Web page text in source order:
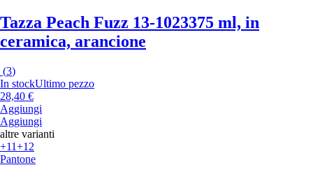
Tazza Peach Fuzz 13-1023375 ml, in
ceramica, arancione
(3)
In stockUltimo pezzo
28,40 €
Aggiungi
Aggiungi
altre varianti
+11+12
Pantone